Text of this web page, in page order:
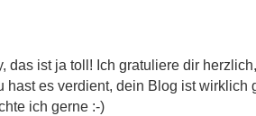
das ist ja toll! Ich gratuliere dir
hast es verdient, dein Blog ist wirklich
ich gerne :-)